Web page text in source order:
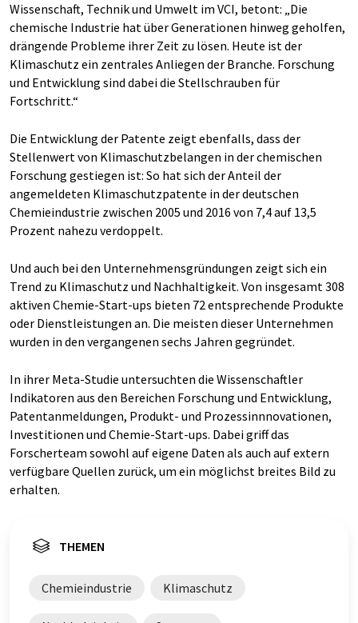
Wissenschaft, Technik und Umwelt im VCI, betont: „Die
chemische Industrie hat über Generationen hinweg geholfen,
drängende Probleme ihrer Zeit zu lösen. Heute ist der
Klimaschutz ein zentrales Anliegen der Branche. Forschung
und Entwicklung sind dabei die Stellschrauben für
Fortschritt.“
Die Entwicklung der Patente zeigt ebenfalls, dass der
Stellenwert von Klimaschutzbelangen in der chemischen
Forschung gestiegen ist: So hat sich der Anteil der
angemeldeten Klimaschutzpatente in der deutschen
Chemieindustrie zwischen 2005 und 2016 von 7,4 auf 13,5
Prozent nahezu verdoppelt.
Und auch bei den Unternehmensgründungen zeigt sich ein
Trend zu Klimaschutz und Nachhaltigkeit. Von insgesamt 308
aktiven Chemie-Start-ups bieten 72 entsprechende Produkte
oder Dienstleistungen an. Die meisten dieser Unternehmen
wurden in den vergangenen sechs Jahren gegründet.
In ihrer Meta-Studie untersuchten die Wissenschaftler
Indikatoren aus den Bereichen Forschung und Entwicklung,
Patentanmeldungen, Produkt- und Prozessinnnovationen,
Investitionen und Chemie-Start-ups. Dabei griff das
Forscherteam sowohl auf eigene Daten als auch auf extern
verfügbare Quellen zurück, um ein möglichst breites Bild zu
erhalten.
THEMEN
Chemieindustrie Klimaschutz